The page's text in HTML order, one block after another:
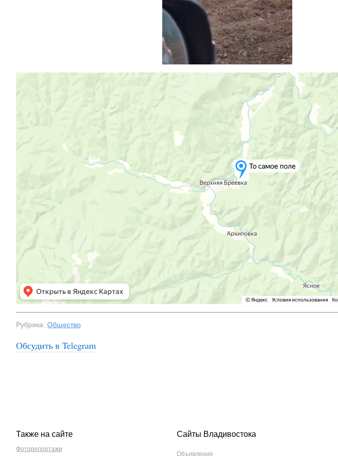
Рубрика: Общество
Обсудить в Telegram
Также на сайте
Фоторепортажи
Сайты Владивостока
Объявления